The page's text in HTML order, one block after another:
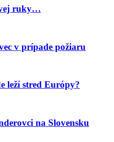
ruky…
v prípade požiaru
leží stred Európy?
na Slovensku